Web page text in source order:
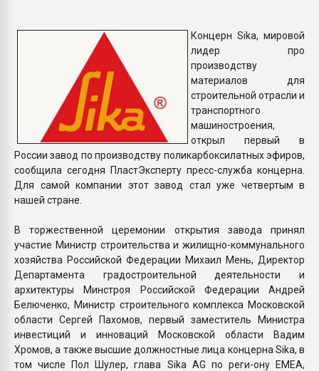
Концерн Sika, мировой
лидер про
производству
материалов для
строительной отрасли и
транспортного
машиностроения,
открыл первый в
России завод по производству поликарбоксилатных эфиров,
сообщила сегодня ПластЭксперту пресс-служба концерна.
Для самой компании этот завод стал уже четвертым в
нашей стране.
В торжественной церемонии открытия завода принял
участие Министр строительства и жилищно-коммунального
хозяйства Российской Федерации Михаил Мень, Директор
Департамента градостроительной деятельности и
архитектуры Минстроя Российской Федерации Андрей
Белюченко, Министр строительного комплекса Московской
области Сергей Пахомов, первый заместитель Министра
инвестиций и инноваций Московской области Вадим
Хромов, а также высшие должностные лица концерна Sika, в
том числе Пол Шулер, глава Sika AG по реги-ону EMEA,